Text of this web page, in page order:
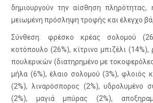
δημιουργούν την αίσθηση πληρότητας,
μειωμένη πρόσληψη τροφής και έλεγχο
Σύνθεση: φρέσκο κρέας σολομού
κοτόπουλο (26%), κίτρινο μπιζέλι (14%),
πουλερικών (διατηρημένο με
μήλα (6%), έλαιο σολομού (3%), φλοιός
(2%), λιναρόσπορος (2%), υδρολυμένο
(2%), μαγιά μπύρας (2%),